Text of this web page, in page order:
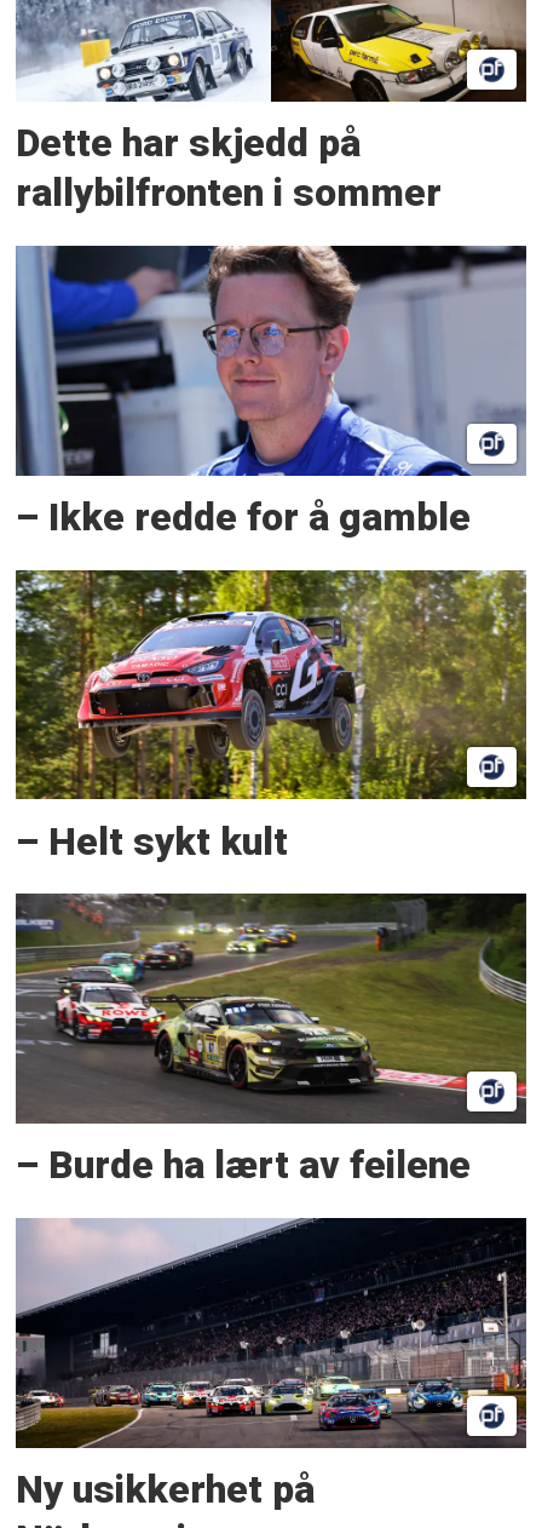
Dette har skjedd på
rallybilfronten i sommer
– Ikke redde for å gamble
– Helt sykt kult
– Burde ha lært av feilene
Ny usikkerhet på